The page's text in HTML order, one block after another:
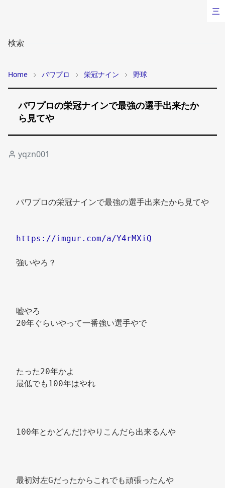
検索
Home パワプロ 栄冠ナイン 野球
パワプロの栄冠ナインで最強の選手出来たか
ら見てや
yqzn001
パワプロの栄冠ナインで最強の選手出来たから見てや
https://imgur.com/a/Y4rMXiQ
強いやろ？
嘘やろ
20年ぐらいやって一番強い選手やで
たった20年かよ
最低でも100年はやれ
100年とかどんだけやりこんだら出来るんや
最初対左Gだったからこれでも頑張ったんや
三